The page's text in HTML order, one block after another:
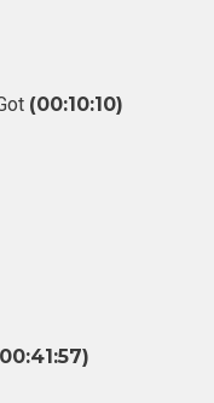
(00:10:10)